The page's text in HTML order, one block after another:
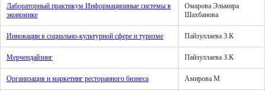
Лабораторный практикум Информационные системы в
экономике
Омарова Эльмира
Шахбанова
Инновации в социально-культурной сфере и туризме Пайзуллаева З.К
Мерчендайзинг Пайзуллаева З.К
Организация и маркетинг ресторанного бизнеса Амирова М